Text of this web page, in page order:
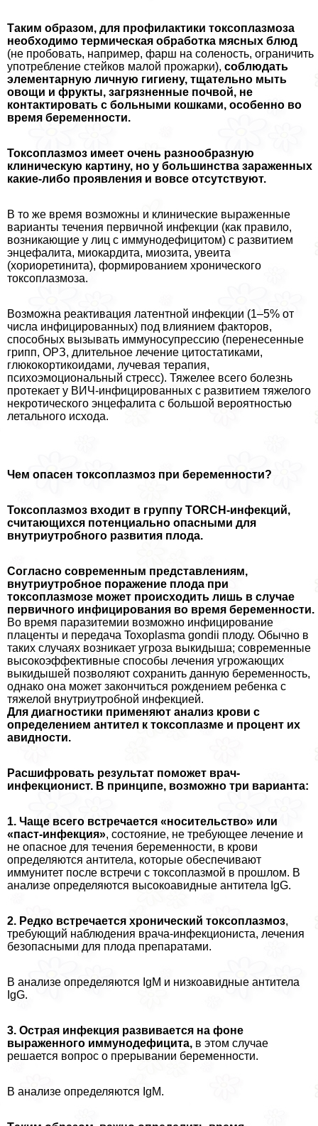
Таким образом, для профилактики токсоплазмоза
необходимо термическая обработка мясных блюд
(не пробовать, например, фарш на соленость, ограничить
употрeбление стейков малой прожарки), соблюдать
элементарную личную гигиену, тщательно мыть
овощи и фрукты, загрязненные почвой, не
контактировать с больными кошками, особенно во
время беременности.
Токсоплазмоз имеет очень разнообразную
клиническую картину, но у большинства зараженных
какие-либо проявления и вовсе отсутствуют.
В то же время возможны и клинические выраженные
варианты течения первичной инфекции (как правило,
возникающие у лиц с иммунодефицитом) с развитием
энцефалита, миокардита, миозита, увеита
(хориоретинита), формированием хронического
токсоплазмоза.
Возможна реактивация латентной инфекции (1–5% от
числа инфицированных) под влиянием факторов,
способных вызывать иммуносупрессию (перенесенные
грипп, ОРЗ, длительное лечение цитостатиками,
глюкокортикоидами, лучевая терапия,
психоэмоциональный стресс). Тяжелее всего болезнь
протекает у ВИЧ-инфицированных с развитием тяжелого
некротического энцефалита с большой вероятностью
летального исхода.
Чем опасен токсоплазмоз при беременности?
Токсоплазмоз входит в группу ТОRСН-инфекций,
считающихся потенциально опасными для
внутриутробного развития плода.
Согласно современным представлениям,
внутриутробное поражение плода при
токсоплазмозе может происходить лишь в случае
первичного инфицирования во время беременности.
Во время паразитемии возможно инфицирование
плаценты и передача Toxoplasma gondii плоду. Обычно в
таких случаях возникает угроза выкидыша; современные
высокоэффективные способы лечения угрожающих
выкидышей позволяют сохранить данную беременность,
однако она может закончиться рождением ребенка с
тяжелой внутриутробной инфекцией.
Для диагностики применяют анализ крови с
определением антител к токсоплазме и процент их
авидности.
Расшифровать результат поможет врач-
инфекционист. В принципе, возможно три варианта:
1. Чаще всего встречается «носительство» или
«паст-инфекция», состояние, не требующее лечение и
не опасное для течения беременности, в крови
определяются антитела, которые обеспечивают
иммунитет после встречи с токсоплазмой в прошлом. В
анализе определяются высокоавидные антитела IgG.
2. Редко встречается хронический токсоплазмоз,
требующий наблюдения врача-инфекциониста, лечения
безопасными для плода препаратами.
В анализе определяются IgM и низкоавидные антитела
IgG.
3. Острая инфекция развивается на фоне
выраженного иммунодефицита, в этом случае
решается вопрос о прерывании беременности.
В анализе определяются IgM.